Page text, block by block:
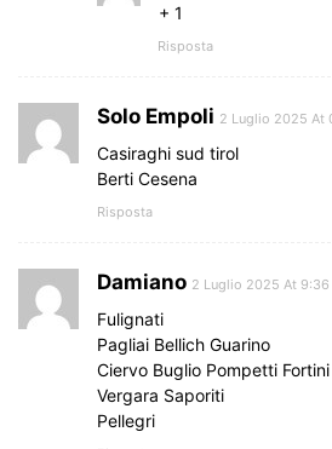
+ 1
Risposta
Solo Empoli 2 Luglio 2025 At
Casiraghi sud tirol
Berti Cesena
Risposta
Damiano 2 Luglio 2025 At 9:36
Fulignati
Pagliai Bellich Guarino
Ciervo Buglio Pompetti Fortini
Vergara Saporiti
Pellegri